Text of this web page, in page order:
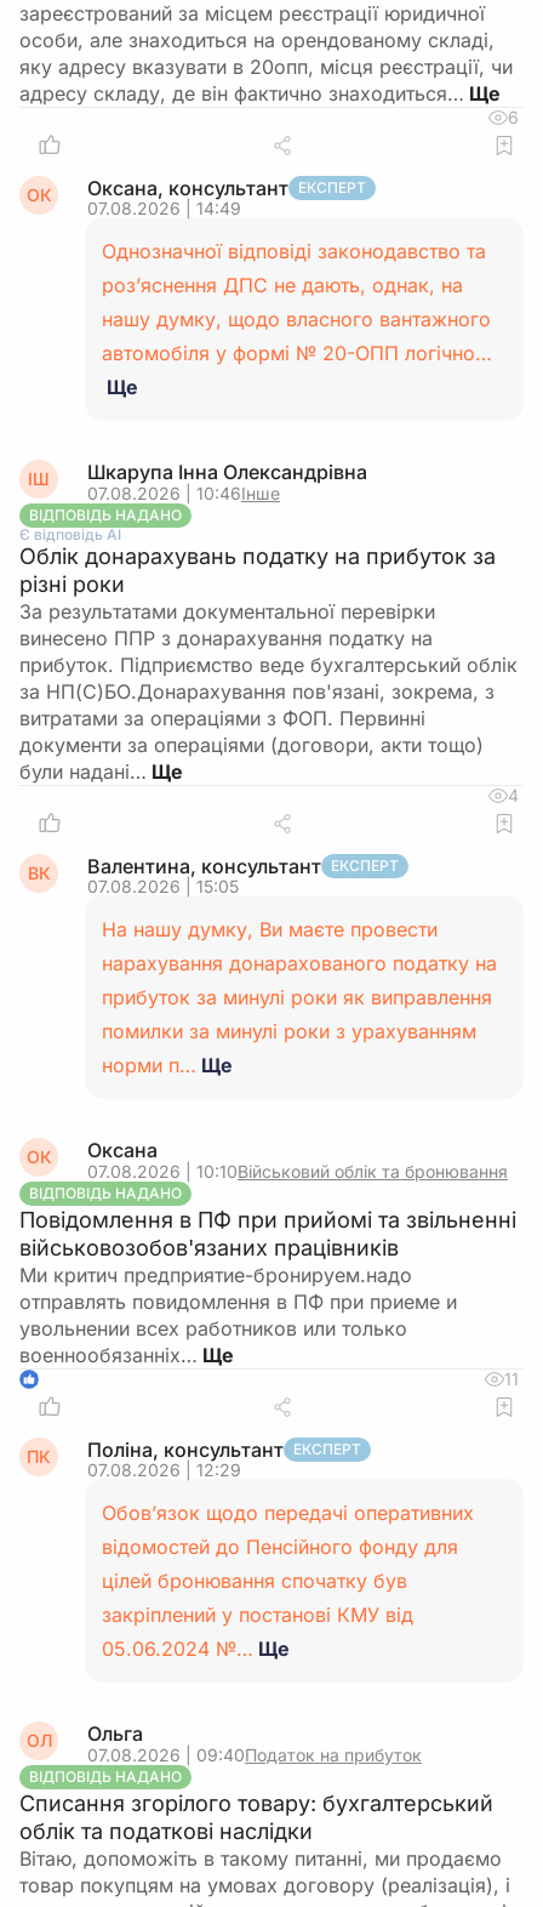
зареєстрований за місцем реєстрації юридичної
особи, але знаходиться на орендованому складі,
яку адресу вказувати в 20опп, місця реєстрації, чи
адресу складу, де він фактично знаходиться…
6
ОК Оксана, консультант ЕКСПЕРТ
07.08.2026 | 14:49
Однозначної відповіді законодавство та
роз’яснення ДПС не дають, однак, на
нашу думку, щодо власного вантажного
автомобіля у формі № 20-ОПП логічно…
Ще
ІШ Шкарупа Інна Олександрівна
07.08.2026 | 10:46Інше
ВІДПОВІДЬ НАДАНО
Є відповідь АІ
Облік донарахувань податку на прибуток за
різні роки
За результатами документальної перевірки
винесено ППР з донарахування податку на
прибуток. Підприємство веде бухгалтерський облік
за НП(С)БО.Донарахування пов'язані, зокрема, з
витратами за операціями з ФОП. Первинні
документи за операціями (договори, акти тощо)
були надані…
4
ВК Валентина, консультант ЕКСПЕРТ
07.08.2026 | 15:05
На нашу думку, Ви маєте провести
нарахування донарахованого податку на
прибуток за минулі роки як виправлення
помилки за минулі роки з урахуванням
норми п… Ще
ОК Оксана
07.08.2026 | 10:10Військовий облік та бронювання
ВІДПОВІДЬ НАДАНО
Повідомлення в ПФ при прийомі та звільненні
військовозобов'язаних працівників
Ми критич предприятие-бронируем.надо
отправлять повидомлення в ПФ при приеме и
увольнении всех работников или только
военнообязанніх…
1 11
ПК Поліна, консультант ЕКСПЕРТ
07.08.2026 | 12:29
Обов’язок щодо передачі оперативних
відомостей до Пенсійного фонду для
цілей бронювання спочатку був
закріплений у постанові КМУ від
05.06.2024 №… Ще
ОЛ Ольга
07.08.2026 | 09:40Податок на прибуток
ВІДПОВІДЬ НАДАНО
Списання згорілого товару: бухгалтерський
облік та податкові наслідки
Вітаю, допоможіть в такому питанні, ми продаємо
товар покупцям на умовах договору (реалізація), і